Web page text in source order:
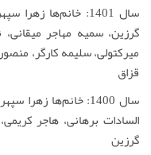
سال 1401: خانم‌ها
گرزین، سمیه مهاجر
میرکتولی، سلیمه کارگر،
قزاق
سال 1400: خانم‌ها
السادات برهانی، هاجر
گرزین